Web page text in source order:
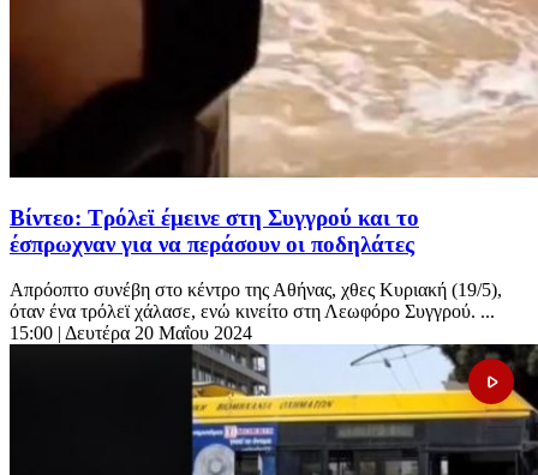
Βίντεο: Τρόλεϊ έμεινε στη Συγγρού και το
έσπρωχναν για να περάσουν οι ποδηλάτες
Απρόοπτο συνέβη στο κέντρο της Αθήνας, χθες Κυριακή (19/5),
όταν ένα τρόλεϊ χάλασε, ενώ κινείτο στη Λεωφόρο Συγγρού. ...
15:00 | Δευτέρα 20 Μαΐου 2024